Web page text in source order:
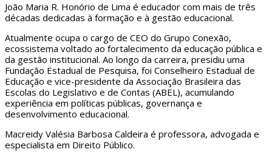
João Maria R. Honório de Lima é educador com mais de três
décadas dedicadas à formação e à gestão educacional.
Atualmente ocupa o cargo de CEO do Grupo Conexão,
ecossistema voltado ao fortalecimento da educação pública e
da gestão institucional. Ao longo da carreira, presidiu uma
Fundação Estadual de Pesquisa, foi Conselheiro Estadual de
Educação e vice-presidente da Associação Brasileira das
Escolas do Legislativo e de Contas (ABEL), acumulando
experiência em políticas públicas, governança e
desenvolvimento educacional.
Macreidy Valésia Barbosa Caldeira é professora, advogada e
especialista em Direito Público.